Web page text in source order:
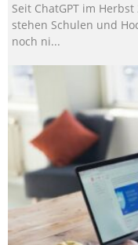
Seit ChatGPT im
stehen Schulen und
noch ni...